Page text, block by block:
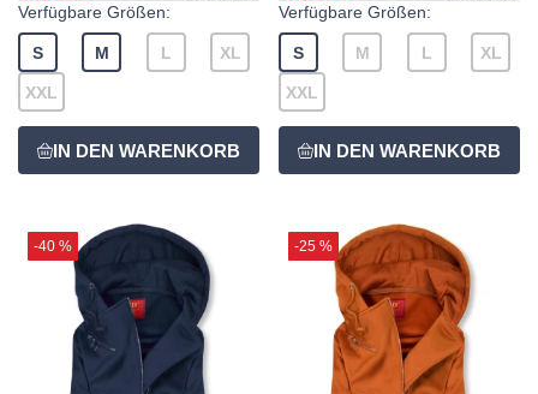
Verfügbare Größen:
S M L XL
XXL
Verfügbare Größen:
S M L XL
XXL
-40 % -25 %